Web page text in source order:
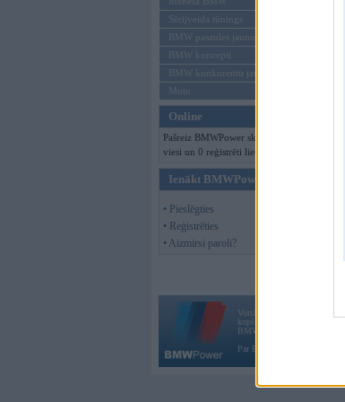
Sērijveida tūnings
BMW pasaules jaunumi
BMW koncepti
BMW konkurentu jaunumi
Moto
Online
Pašreiz BMWPower skatās 102
viesi un 0 reģistrēti lietotāji.
Ienākt BMWPower
• Pieslēgties
• Reģistrēties
• Aizmirsi paroli?
Vortāls BMWPower.lv
kopš 2002. gada 14. maija.
BMW AG.
Par BMWPower